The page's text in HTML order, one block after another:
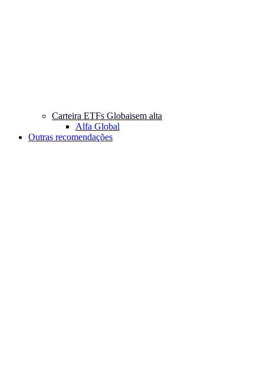
Carteira ETFs Globaisem alta
Alfa Global
Outras recomendações